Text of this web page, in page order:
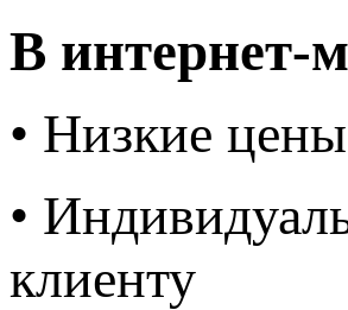
В интернет-
• Низкие цены
•
клиенту